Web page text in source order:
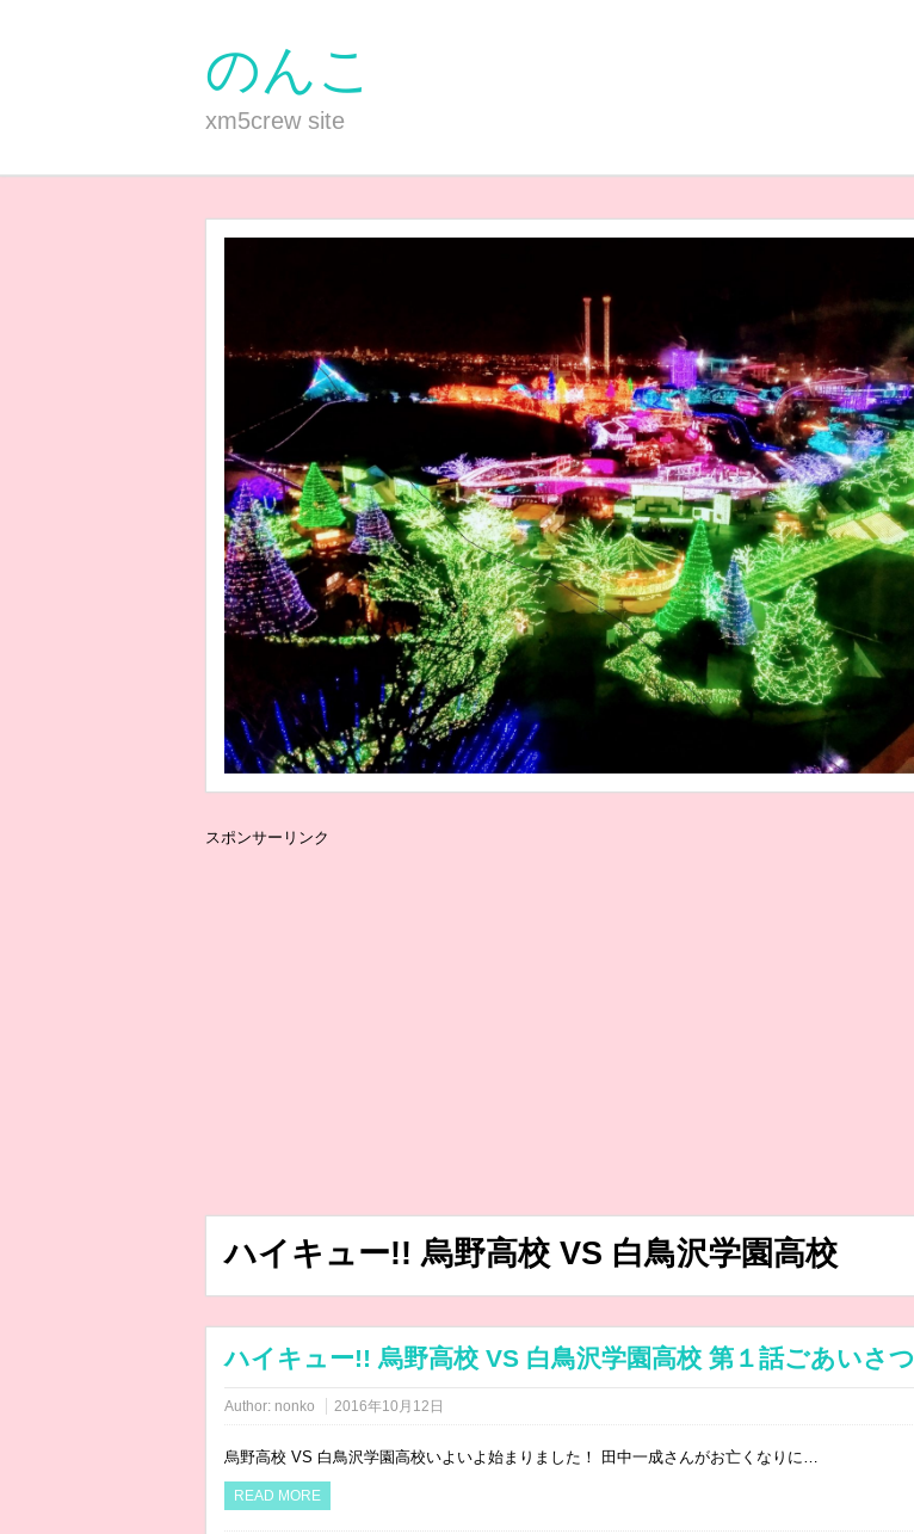
のんこ
xm5crew site
スポンサーリンク
ハイキュー!! 烏野高校 VS 白鳥沢学園高校
ハイキュー!! 烏野高校 VS 白鳥沢学園高校 第１話ごあいさつ
Author: nonko 2016年10月12日
烏野高校 VS 白鳥沢学園高校いよいよ始まりました！ 田中一成さんがお亡くなりに…
READ MORE